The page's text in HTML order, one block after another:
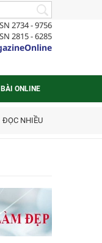
2734 - 9756
2815 - 6285
ONLINE
ĐỌC NHIỀU